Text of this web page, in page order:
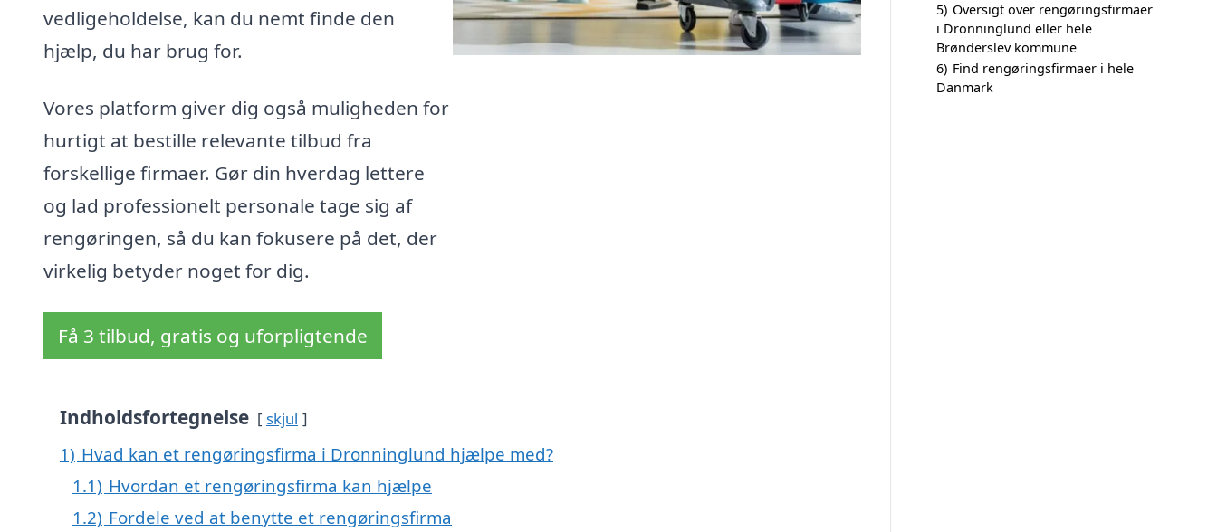
vedligeholdelse, kan du nemt finde den
hjælp, du har brug for.
Vores platform giver dig også muligheden for
hurtigt at bestille relevante tilbud fra
forskellige firmaer. Gør din hverdag lettere
og lad professionelt personale tage sig af
rengøringen, så du kan fokusere på det, der
virkelig betyder noget for dig.
Få 3 tilbud, gratis og uforpligtende
Indholdsfortegnelse skjul
1) Hvad kan et rengøringsfirma i Dronninglund hjælpe med?
1.1) Hvordan et rengøringsfirma kan hjælpe
1.2) Fordele ved at benytte et rengøringsfirma
5) Oversigt over rengøringsfirmaer
i Dronninglund eller hele
Brønderslev kommune
6) Find rengøringsfirmaer i hele
Danmark